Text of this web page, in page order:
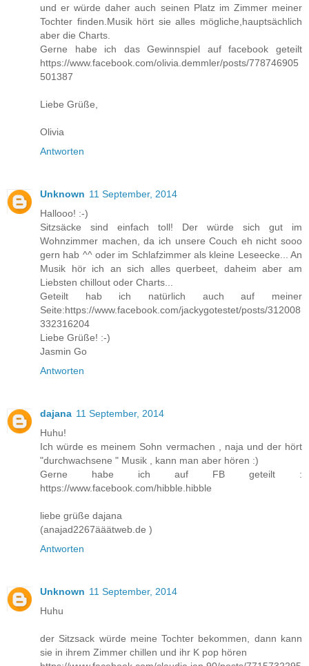
und er würde daher auch seinen Platz im Zimmer meiner
Tochter finden.Musik hört sie alles mögliche,hauptsächlich
aber die Charts.
Gerne habe ich das Gewinnspiel auf facebook geteilt
https://www.facebook.com/olivia.demmler/posts/778746905
501387
Liebe Grüße,
Olivia
Antworten
Unknown 11 September, 2014
Hallooo! :-)
Sitzsäcke sind einfach toll! Der würde sich gut im
Wohnzimmer machen, da ich unsere Couch eh nicht sooo
gern hab ^^ oder im Schlafzimmer als kleine Leseecke... An
Musik hör ich an sich alles querbeet, daheim aber am
Liebsten chillout oder Charts...
Geteilt hab ich natürlich auch auf meiner
Seite:https://www.facebook.com/jackygotestet/posts/312008
332316204
Liebe Grüße! :-)
Jasmin Go
Antworten
dajana 11 September, 2014
Huhu!
Ich würde es meinem Sohn vermachen , naja und der hört
"durchwachsene " Musik , kann man aber hören :)
Gerne habe ich auf FB geteilt :
https://www.facebook.com/hibble.hibble
liebe grüße dajana
(anajad2267ääätweb.de )
Antworten
Unknown 11 September, 2014
Huhu
der Sitzsack würde meine Tochter bekommen, dann kann
sie in ihrem Zimmer chillen und ihr K pop hören